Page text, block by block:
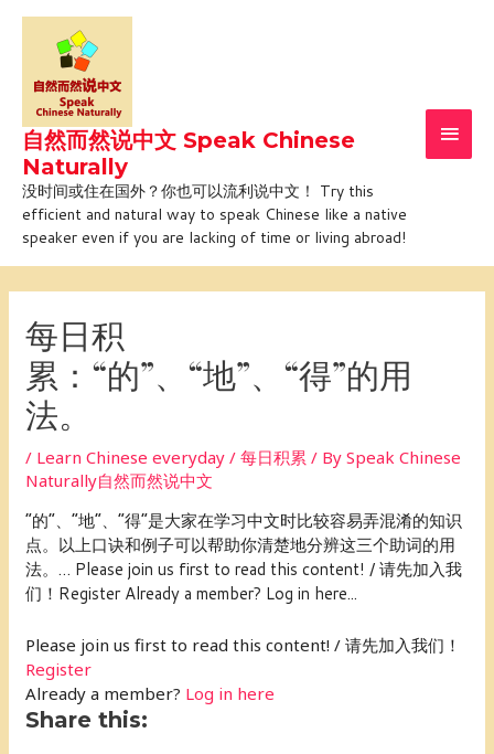
Skip
content
自然而然说中文 Speak Chinese
Naturally
没时间或住在国外？你也可以流利说中文！ Try this
efficient and natural way to speak Chinese like a native
speaker even if you are lacking of time or living abroad!
每日积
累：“的”、“地”、“得”的用
法。
/ Learn Chinese everyday / 每日积累 / BySpeak Chinese
Naturally自然而然说中文
“的”、“地”、“得”是大家在学习中文时比较容易弄混淆的知识
点。以上口诀和例子可以帮助你清楚地分辨这三个助词的用
法。… Please join us first to read this content! / 请先加入我
们！Register Already a member? Log in here...
Please join us first to read this content! / 请先加入我们！
Register
Already a member? Log in here
Share this: